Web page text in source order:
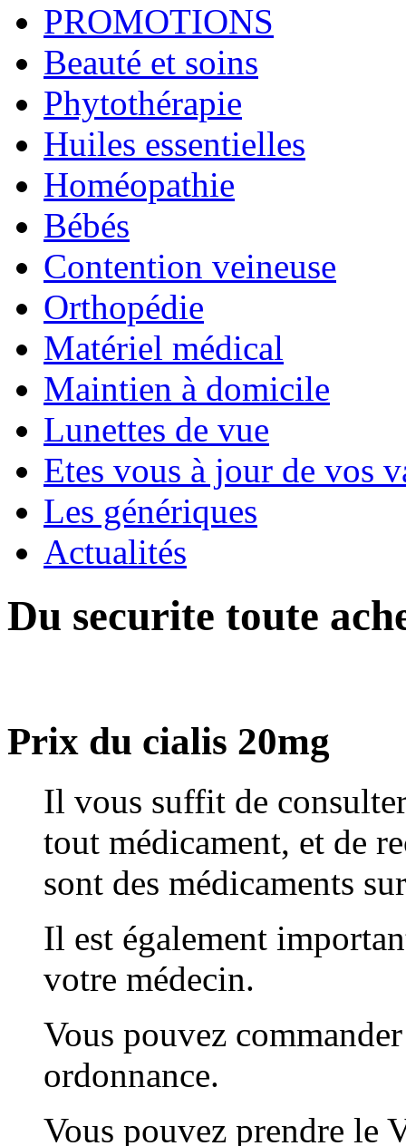
PROMOTIONS
Beauté et soins
Phytothérapie
Huiles essentielles
Homéopathie
Bébés
Contention veineuse
Orthopédie
Matériel médical
Maintien à domicile
Lunettes de vue
Etes vous à jour de vos
Les génériques
Actualités
Du securite toute
Prix du cialis 20mg
Il vous suffit de
tout médicament, et de
sont des médicaments
Il est également
votre médecin.
Vous pouvez
ordonnance.
Vous pouvez prendre le